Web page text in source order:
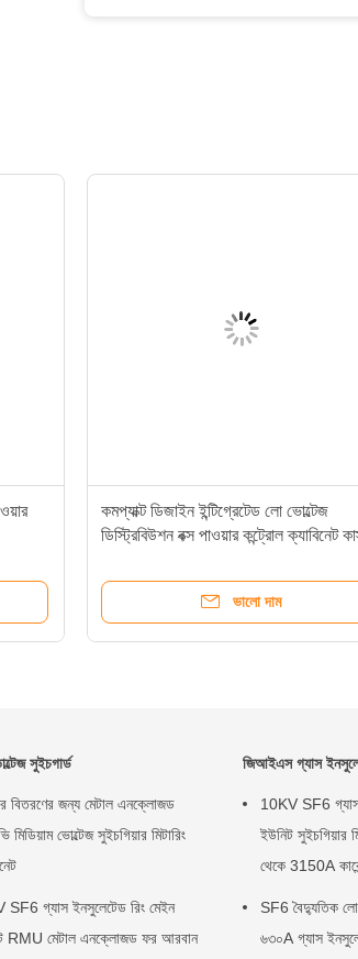
কমপ্যাক্ট ডিজাইন ইন্টিগ্রেটেড লো ভোল্টেজ
ডিস্ট্রিবিউশন বক্স পাওয়ার কন্ট্রোল ক্যাবিনেট
ভালো দাম
সুইচগার্ড
বিতরণের জন্য মেটাল এনক্লোজড
মিডিয়াম ভোল্টেজ সুইচগিয়ার মিটারিং
SF6 গ্যাস ইনসুলেটেড রিং মেইন
RMU মেটাল এনক্লোজড ফর আরবান
জিআইএস গ্যাস
10KV SF6 গ্যাস
ইউনিট সুইচগিয়ার
থেকে 3150A
SF6 বৈদ্যুতিক
৬৩০A গ্যাস